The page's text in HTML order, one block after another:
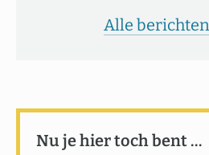
Alle
Nu je hier toch bent …